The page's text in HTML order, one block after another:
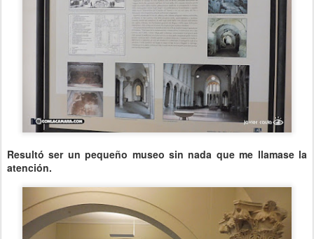
Resultó ser un pequeño museo sin nada que me llamase la
atención.